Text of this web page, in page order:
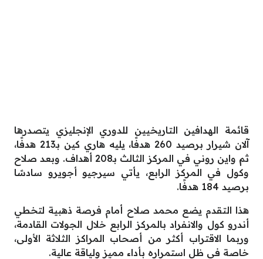
قائمة الهدافين التاريخيين للدوري الإنجليزي يتصدرها
آلان شيرار برصيد 260 هدفًا، يليه هاري كين بـ213 هدفًا،
ثم واين روني في المركز الثالث بـ208 أهداف. وبعد صلاح
وكول في المركز الرابع، يأتي سيرجيو أجويرو سادسًا
برصيد 184 هدفًا.
هذا التقدم يضع محمد صلاح أمام فرصة ذهبية لتخطي
أندرو كول والانفراد بالمركز الرابع خلال الجولات القادمة،
وربما الاقتراب أكثر من أصحاب المراكز الثلاثة الأولى،
خاصة في ظل استمراره بأداء مميز ولياقة عالية.